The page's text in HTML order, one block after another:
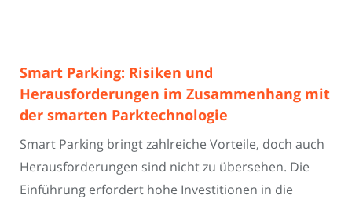
Smart Parking: Risiken und
Herausforderungen im Zusammenhang mit
der smarten Parktechnologie
Smart Parking bringt zahlreiche Vorteile, doch auch
Herausforderungen sind nicht zu übersehen. Die
Einführung erfordert hohe Investitionen in die